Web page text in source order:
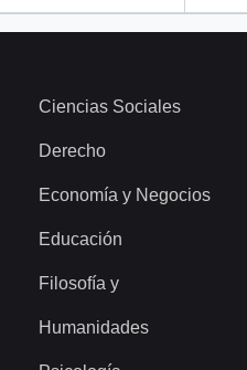
Ciencias Sociales
Derecho
Economía y Negocios
Educación
Filosofía y
Humanidades